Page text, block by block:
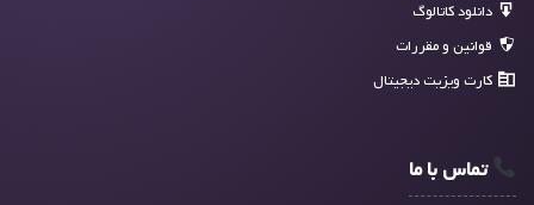
دانلود کاتالوگ
قوانین و مقررات
کارت ویزیت دیجیتال
تماس با ما